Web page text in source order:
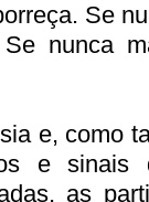
Se
nunca
e, como
e sinais
as